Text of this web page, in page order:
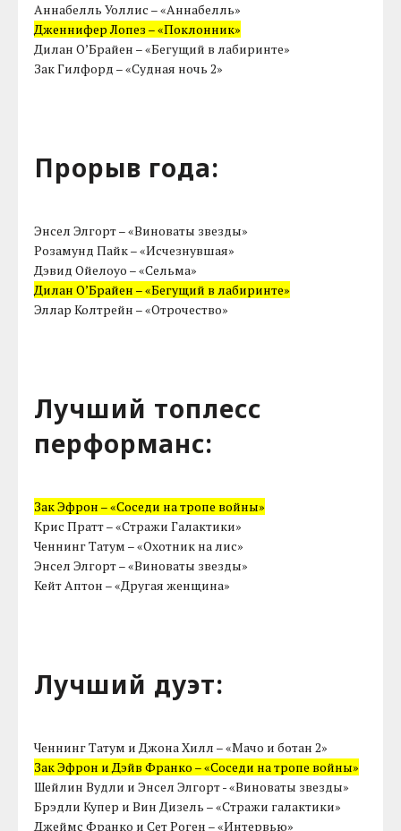
Аннабелль Уоллис – «Аннабелль»
Дженнифер Лопез – «Поклонник»
Дилан О’Брайен – «Бегущий в лабиринте»
Зак Гилфорд – «Судная ночь 2»
Прорыв года:
Энсел Элгорт – «Виноваты звезды»
Розамунд Пайк – «Исчезнувшая»
Дэвид Ойелоуо – «Сельма»
Дилан О’Брайен – «Бегущий в лабиринте»
Эллар Колтрейн – «Отрочество»
Лучший топлесс
перформанс:
Зак Эфрон – «Соседи на тропе войны»
Крис Пратт – «Стражи Галактики»
Ченнинг Татум – «Охотник на лис»
Энсел Элгорт – «Виноваты звезды»
Кейт Аптон – «Другая женщина»
Лучший дуэт:
Ченнинг Татум и Джона Хилл – «Мачо и ботан 2»
Зак Эфрон и Дэйв Франко – «Соседи на тропе войны»
Шейлин Вудли и Энсел Элгорт - «Виноваты звезды»
Брэдли Купер и Вин Дизель – «Стражи галактики»
Джеймс Франко и Сет Роген – «Интервью»